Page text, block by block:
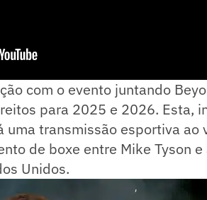
com o evento juntando
para 2025 e 2026. Esta,
uma transmissão esportiva ao
de boxe entre Mike Tyson e
Unidos.